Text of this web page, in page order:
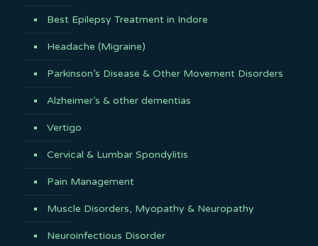
Best Epilepsy Treatment in Indore
Headache (Migraine)
Parkinson’s Disease & Other Movement Disorders
Alzheimer’s & other dementias
Vertigo
Cervical & Lumbar Spondylitis
Pain Management
Muscle Disorders, Myopathy & Neuropathy
Neuroinfectious Disorder